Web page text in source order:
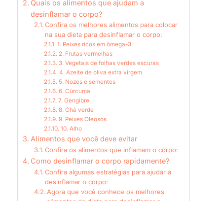
Quais os alimentos que ajudam a
desinflamar o corpo?
Confira os melhores alimentos para colocar
na sua dieta para desinflamar o corpo:
1. Peixes ricos em ômega-3
2. Frutas vermelhas
3. Vegetais de folhas verdes escuras
4. Azeite de oliva extra virgem
5. Nozes e sementes
6. Cúrcuma
7. Gengibre
8. Chá verde
9. Peixes Oleosos
10. Alho
Alimentos que você deve evitar
Confira os alimentos que inflamam o corpo:
Como desinflamar o corpo rapidamente?
Confira algumas estratégias para ajudar a
desinflamar o corpo:
Agora que você conhece os melhores